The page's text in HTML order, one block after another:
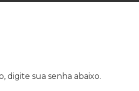
digite sua senha abaixo.